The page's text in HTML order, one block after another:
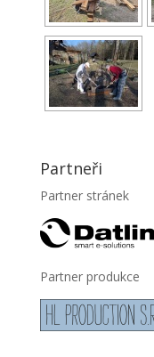
Partneři
Partner stránek
Partner produkce